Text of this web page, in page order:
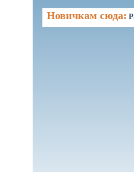
Новичкам сюда: